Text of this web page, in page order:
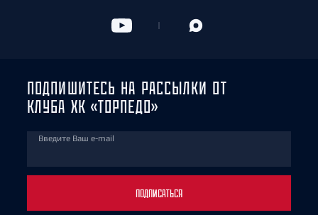
ПОДПИШИТЕСЬ НА РАССЫЛКИ ОТ
КЛУБА ХК «ТОРПЕДО»
Введите Ваш e-mail
ПОДПИСАТЬСЯ